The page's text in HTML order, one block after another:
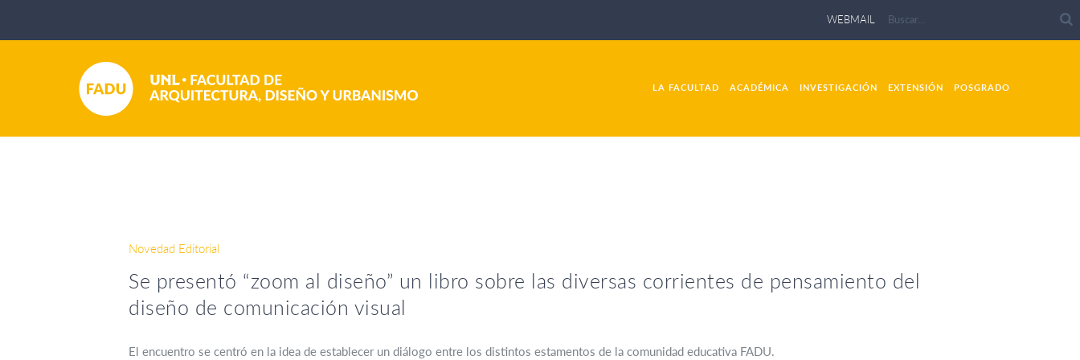
WEBMAIL
LA FACULTAD ACADÉMICA INVESTIGACIÓN EXTENSIÓN POSGRADO
Novedad Editorial
Se presentó “zoom al diseño” un libro sobre las diversas corrientes de pensamiento del
diseño de comunicación visual
El encuentro se centró en la idea de establecer un diálogo entre los distintos estamentos de la comunidad educativa FADU.